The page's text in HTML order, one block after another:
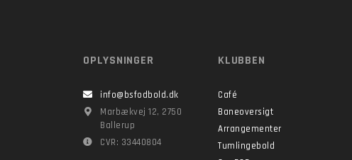
OPLYSNINGER
info@bsfodbold.dk
Marbækvej 12, 2750
Ballerup
CVR: 33440804
KLUBBEN
Café
Baneoversigt
Arrangementer
Tumlingebold